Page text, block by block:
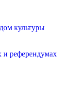
культуры
и референдумах